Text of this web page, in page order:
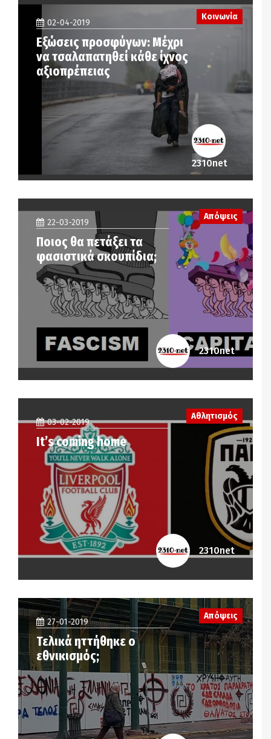
Κοινωνία
02-04-2019
Εξώσεις προσφύγων: Μέχρι
να τσαλαπατηθεί κάθε ίχνος
αξιοπρέπειας
2310net
22-03-2019
Ποιος θα πετάξει τα
φασιστικά σκουπίδια;
Απόψεις
2310net
03-02-2019
It’s coming home
Αθλητισμός
2310net
27-01-2019
Τελικά ηττήθηκε ο
εθνικισμός;
Απόψεις